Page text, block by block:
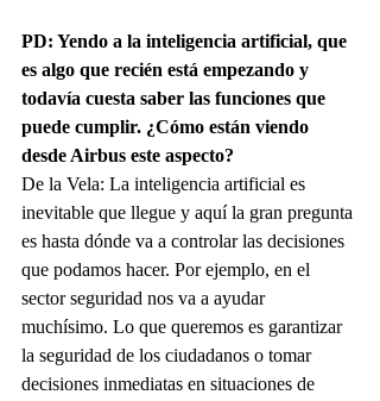
PD: Yendo a la inteligencia artificial, que
es algo que recién está empezando y
todavía cuesta saber las funciones que
puede cumplir. ¿Cómo están viendo
desde Airbus este aspecto?
De la Vela: La inteligencia artificial es
inevitable que llegue y aquí la gran pregunta
es hasta dónde va a controlar las decisiones
que podamos hacer. Por ejemplo, en el
sector seguridad nos va a ayudar
muchísimo. Lo que queremos es garantizar
la seguridad de los ciudadanos o tomar
decisiones inmediatas en situaciones de